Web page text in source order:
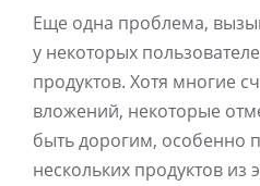
Еще одна проблема,
у некоторых
продуктов. Хотя многие
вложений, некоторые
быть дорогим, особенно
нескольких продуктов из